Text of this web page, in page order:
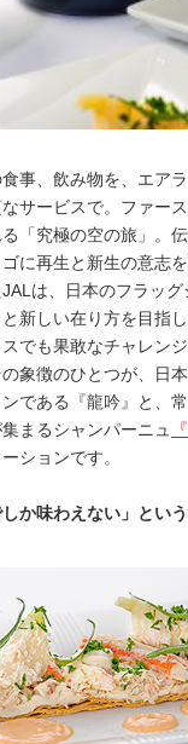
FacebookTwitter
事、飲み物を、エア
サービスで。ファー
る「究極の空の旅」。
に再生と新生の意志
は、日本のフラッグ
新しい在り方を目指
スでも果敢なチャレン
の象徴のひとつが、日
である『龍吟』と、
まるシャンパーニュ
ションです。
しか味わえない」とい